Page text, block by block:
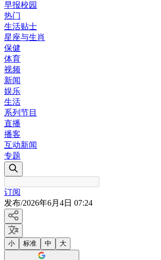
早报校园
热门
生活贴士
星座与生肖
保健
体育
视频
新闻
娱乐
生活
系列节目
直播
播客
互动新闻
专题
订阅
发布/2026年6月4日 07:24
小 标准 中 大